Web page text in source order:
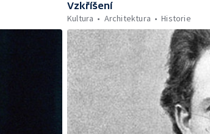
Vzkříšení
Kultura
Architektura Historie